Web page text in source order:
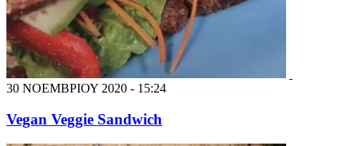
30 ΝΟΕΜΒΡΙΟΥ 2020 - 15:24
Vegan Veggie Sandwich